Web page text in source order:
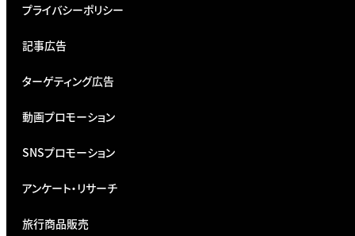
プライバシーポリシー
記事広告
ターゲティング広告
動画プロモーション
SNSプロモーション
アンケート・リサーチ
旅行商品販売